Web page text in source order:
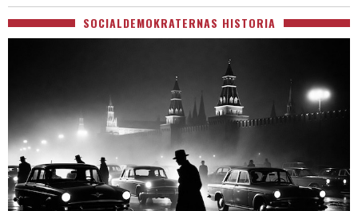
SOCIALDEMOKRATERNAS HISTORIA